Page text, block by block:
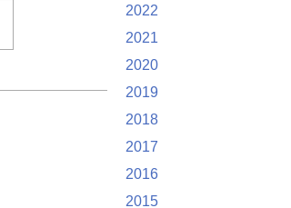
2022
2021
2020
2019
2018
2017
2016
2015